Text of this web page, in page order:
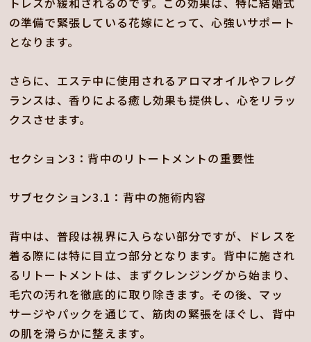
の準備で緊張している花嫁にとって、心強いサポート
となります。
さらに、エステ中に使用されるアロマオイルやフレグ
ランスは、香りによる癒し効果も提供し、心をリラッ
クスさせます。
セクション3：背中のリトートメントの重要性
サブセクション3.1：背中の施術内容
背中は、普段は視界に入らない部分ですが、ドレスを
着る際には特に目立つ部分となります。背中に施され
るリトートメントは、まずクレンジングから始まり、
毛穴の汚れを徹底的に取り除きます。その後、マッ
サージやパックを通じて、筋肉の緊張をほぐし、背中
の肌を滑らかに整えます。